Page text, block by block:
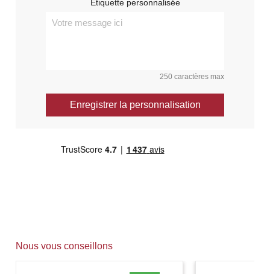
Étiquette personnalisée
250 caractères max
Enregistrer la personnalisation
Nous vous conseillons